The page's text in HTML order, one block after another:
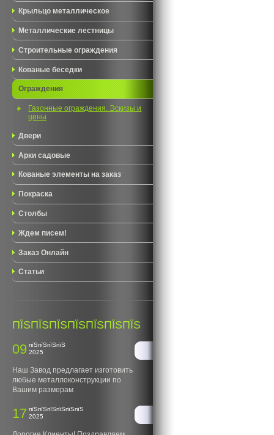
Крыльцо металлическое
Металлические лестницы
Строительные ограждения
Кованые беседки
Ограждения
Газонные ограждения. Эскизы и
цены
Двери
Арки садовые
Кованые элементы на заказ
Покраска
Столбы
Ждем писем!
Заказ Онлайн
Статьи
ПЇЅПЇЅПЇЅПЇЅПЇЅПЇЅПЇЅ
09 пїЅпїЅпїЅпїЅ
2025
Наш Завод предлагает изготовить
любые металлоконструкции по
Вашим размерам
17 пїЅпїЅпїЅпїЅпїЅпїЅ
2025